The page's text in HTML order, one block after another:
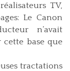
TV,
Le Canon
n’avait
cette base que
tractations